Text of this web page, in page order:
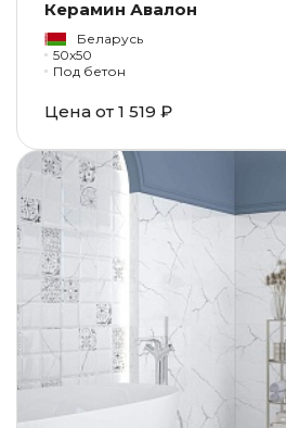
Керамин Авалон
Беларусь
50x50
Под бетон
Цена от 1 519 ₽